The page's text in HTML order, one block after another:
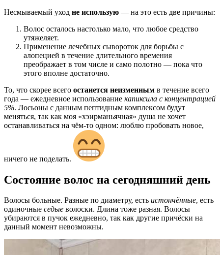
Несмываемый уход не использую — на это есть две причины:
Волос осталось настолько мало, что любое средство
утяжеляет.
Применение лечебных сывороток для борьбы с
алопецией в течение длительного времения
преображает в том числе и само полотно — пока что
этого вполне достаточно.
То, что скорее всего останется неизменным в течение всего
года — ежедневное использование капиксила с концентрацией
5%. Лосьоны с данным пептидным комплексом будут
меняться, так как моя «хэирманьячная» душа не хочет
останавливаться на чём-то одном: люблю пробовать новое,
ничего не поделать.
Состояние волос на сегодняшний день
Волосы больные. Разные по диаметру, есть истончённые, есть
одиночные седые волоски. Длина тоже разная. Волосы
убираются в пучок ежедневно, так как другие причёски на
данный момент невозможны.